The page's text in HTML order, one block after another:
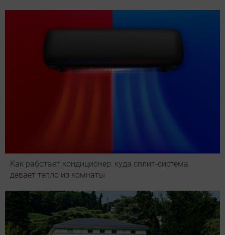
Как работает кондиционер: куда сплит-система
девает тепло из комнаты